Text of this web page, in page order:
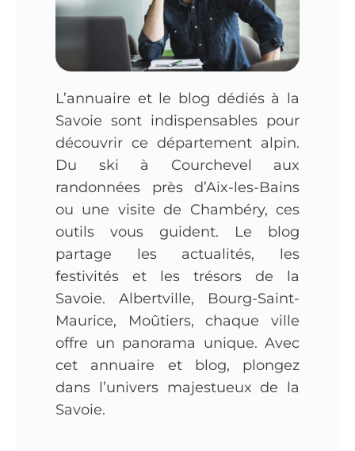
L’annuaire et le blog dédiés à la
Savoie sont indispensables pour
découvrir ce département alpin.
Du ski à Courchevel aux
randonnées près d’Aix-les-Bains
ou une visite de Chambéry, ces
outils vous guident. Le blog
partage les actualités, les
festivités et les trésors de la
Savoie. Albertville, Bourg-Saint-
Maurice, Moûtiers, chaque ville
offre un panorama unique. Avec
cet annuaire et blog, plongez
dans l’univers majestueux de la
Savoie.